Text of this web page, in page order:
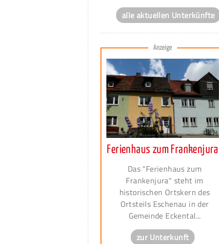
alle aktuellen Unterkünfte
Anzeige
Ferienhaus zum Frankenjura
Das "Ferienhaus zum
Frankenjura" steht im
historischen Ortskern des
Ortsteils Eschenau in der
Gemeinde Eckental...
zur Unterkunft